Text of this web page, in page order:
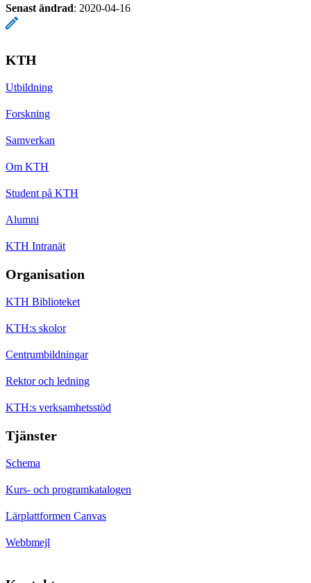
Senast ändrad: 2020-04-16
KTH
Utbildning
Forskning
Samverkan
Om KTH
Student på KTH
Alumni
KTH Intranät
Organisation
KTH Biblioteket
KTH:s skolor
Centrumbildningar
Rektor och ledning
KTH:s verksamhetsstöd
Tjänster
Schema
Kurs- och programkatalogen
Lärplattformen Canvas
Webbmejl